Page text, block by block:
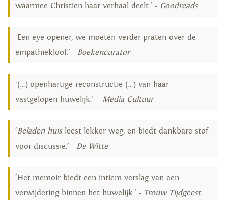
waarmee Christien haar verhaal deelt.’ - Goodreads
‘Een eye opener, we moeten verder praten over de
empathiekloof.’ - Boekencurator
‘(…) openhartige reconstructie (…) van haar
vastgelopen huwelijk.’ – Media Cultuur
‘Beladen huisleest lekker weg, en biedt dankbare stof
voor discussie.’ - De Witte
‘Het memoir biedt een intiem verslag van een
verwijdering binnen het huwelijk.’ - Trouw Tijdgeest